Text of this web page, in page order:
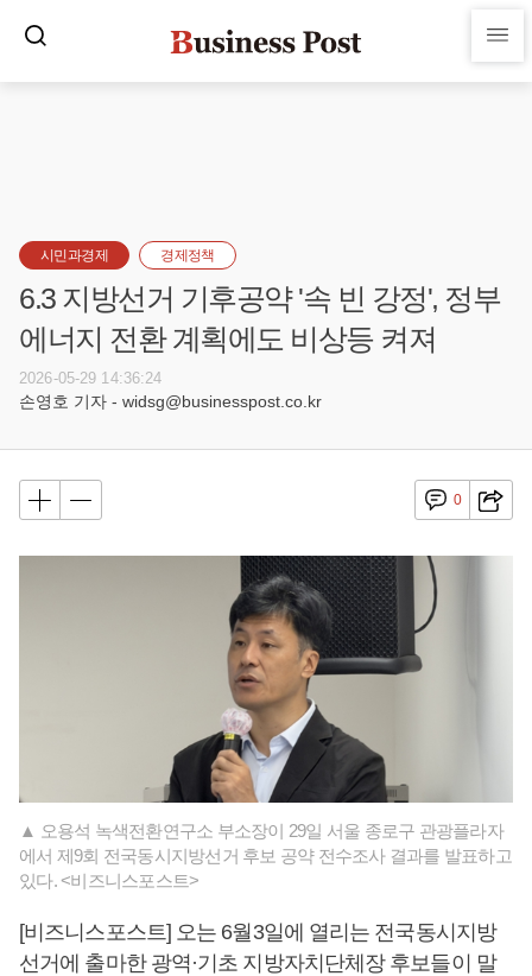
시민과경제 경제정책
6.3 지방선거 기후공약 '속 빈 강정', 정부
에너지 전환 계획에도 비상등 켜져
2026-05-29 14:36:24
손영호 기자 - widsg@businesspost.co.kr
0
▲ 오용석 녹색전환연구소 부소장이 29일 서울 종로구 관광플라자
에서 제9회 전국동시지방선거 후보 공약 전수조사 결과를 발표하고
있다. <비즈니스포스트>
[비즈니스포스트] 오는 6월3일에 열리는 전국동시지방
선거에 출마한 광역·기초 지방자치단체장 후보들이 말